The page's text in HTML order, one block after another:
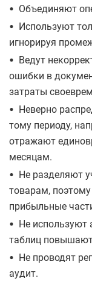
• Объединяют
•
Используют
игнорируя
• Ведут
ошибки в
затраты
• Неверно
тому периоду,
отражают
месяцам.
• Не разделяют
товарам,
прибыльные
• Не используют
таблиц
• Не проводят
аудит.